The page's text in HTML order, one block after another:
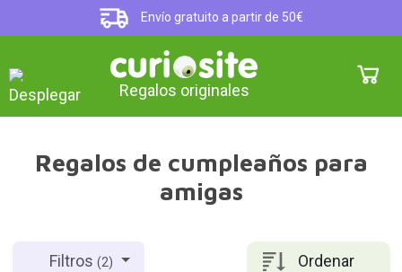
Envío gratuito a partir de 50€
Regalos originales
Regalos de cumpleaños para
amigas
Ordenar
Filtros(2)